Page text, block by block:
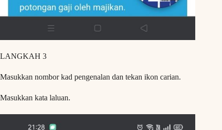
LANGKAH 3
Masukkan nombor kad pengenalan dan tekan ikon carian.
Masukkan kata laluan.